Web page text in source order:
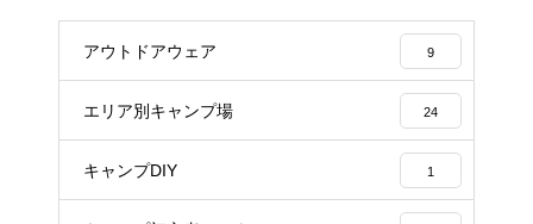
アウトドアウェア 9
エリア別キャンプ場 24
キャンプDIY 1